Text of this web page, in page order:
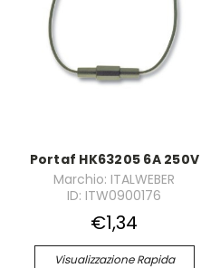
Portaf HK63205 6A 250V
Marchio: ITALWEBER
ID: ITW0900176
€1,34
Visualizzazione Rapida